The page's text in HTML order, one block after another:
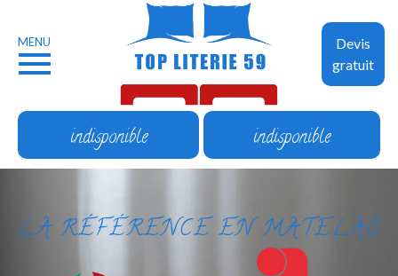
Devis
gratuit
MENU
indisponible indisponible
LA RÉFÉRENCE EN MATELAS